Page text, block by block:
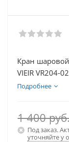
Кран
VIEIR VR204-
Подробнее
1 400
Под заказ.
уточняйте у